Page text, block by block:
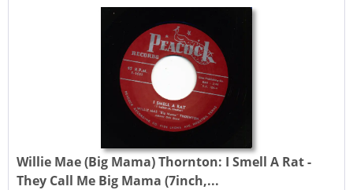
Willie Mae (Big Mama) Thornton: I Smell A Rat -
They Call Me Big Mama (7inch,...